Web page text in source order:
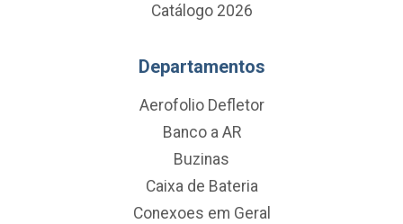
Catálogo 2026
Departamentos
Aerofolio Defletor
Banco a AR
Buzinas
Caixa de Bateria
Conexoes em Geral